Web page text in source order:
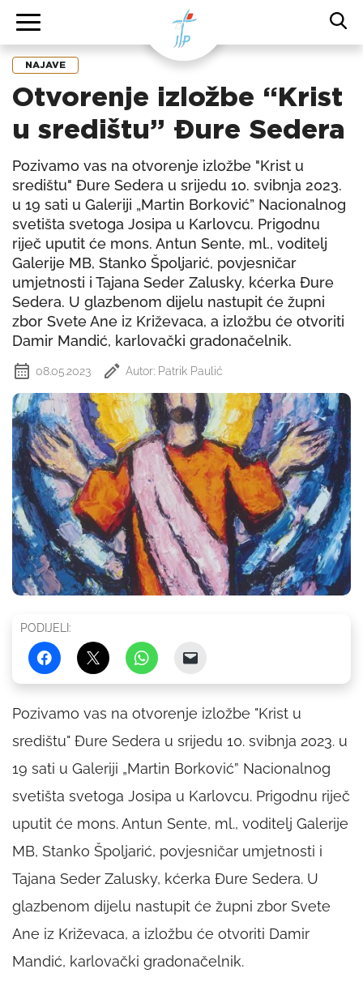
NAJAVE
Otvorenje izložbe “Krist
u središtu” Đure Sedera
Pozivamo vas na otvorenje izložbe "Krist u
središtu" Đure Sedera u srijedu 10. svibnja 2023.
u 19 sati u Galeriji „Martin Borković” Nacionalnog
svetišta svetoga Josipa u Karlovcu. Prigodnu
riječ uputit će mons. Antun Sente, ml., voditelj
Galerije MB, Stanko Špoljarić, povjesničar
umjetnosti i Tajana Seder Zalusky, kćerka Đure
Sedera. U glazbenom dijelu nastupit će župni
zbor Svete Ane iz Križevaca, a izložbu će otvoriti
Damir Mandić, karlovački gradonačelnik.
08.05.2023 Autor: Patrik Paulić
PODIJELI:
Pozivamo vas na otvorenje izložbe "Krist u
središtu" Đure Sedera u srijedu 10. svibnja 2023. u
19 sati u Galeriji „Martin Borković” Nacionalnog
svetišta svetoga Josipa u Karlovcu. Prigodnu riječ
uputit će mons. Antun Sente, ml., voditelj Galerije
MB, Stanko Špoljarić, povjesničar umjetnosti i
Tajana Seder Zalusky, kćerka Đure Sedera. U
glazbenom dijelu nastupit će župni zbor Svete
Ane iz Križevaca, a izložbu će otvoriti Damir
Mandić, karlovački gradonačelnik.